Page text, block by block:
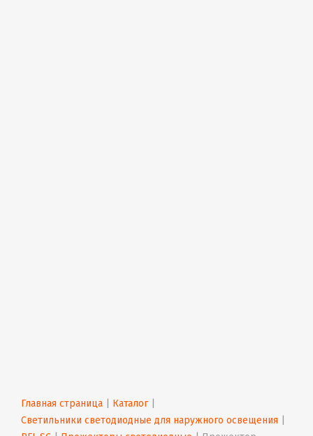
Главная страница Каталог |
Светильники светодиодные для наружного освещения